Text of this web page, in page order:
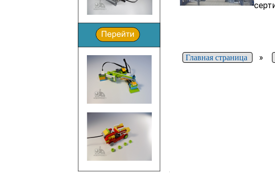
Главная страница »